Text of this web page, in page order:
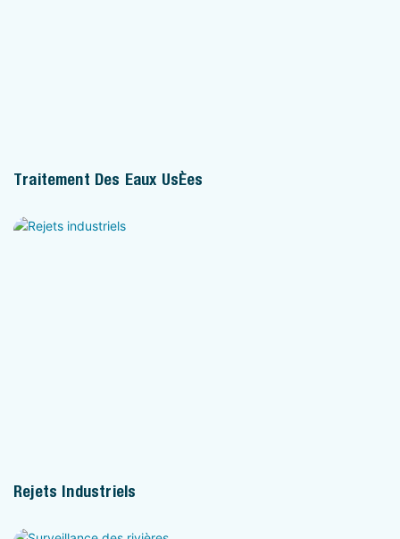
Traitement Des Eaux Usées
Rejets Industriels